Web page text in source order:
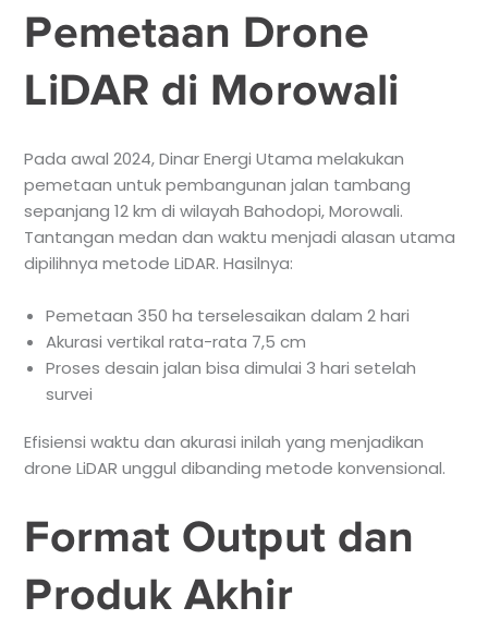
Pemetaan Drone
LiDAR di Morowali
Pada awal 2024, Dinar Energi Utama melakukan
pemetaan untuk pembangunan jalan tambang
sepanjang 12 km di wilayah Bahodopi, Morowali.
Tantangan medan dan waktu menjadi alasan utama
dipilihnya metode LiDAR. Hasilnya:
Pemetaan 350 ha terselesaikan dalam 2 hari
Akurasi vertikal rata-rata 7,5 cm
Proses desain jalan bisa dimulai 3 hari setelah
survei
Efisiensi waktu dan akurasi inilah yang menjadikan
drone LiDAR unggul dibanding metode konvensional.
Format Output dan
Produk Akhir